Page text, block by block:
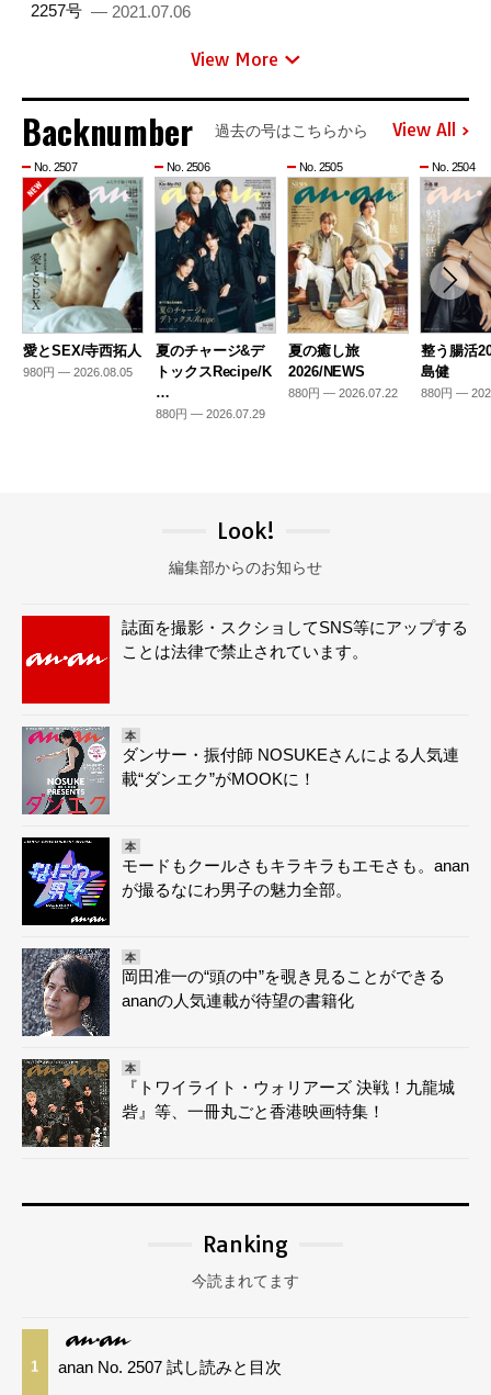
2257号 — 2021.07.06
View More
Backnumber 過去の号はこちらから View All
No. 2507
愛とSEX/寺西拓人
980円 — 2026.08.05
No. 2506
夏のチャージ&デ
トックスRecipe/K
…
880円 — 2026.07.29
No. 2505
夏の癒し旅
2026/NEWS
880円 — 2026.07.22
No. 2504
整う腸活
島健
880円 —
Look!
編集部からのお知らせ
誌面を撮影・スクショしてSNS等にアップする
ことは法律で禁止されています。
本
ダンサー・振付師 NOSUKEさんによる人気連
載“ダンエク”がMOOKに！
本
モードもクールさもキラキラもエモさも。anan
が撮るなにわ男子の魅力全部。
本
岡田准一の“頭の中”を覗き見ることができる
ananの人気連載が待望の書籍化
本
『トワイライト・ウォリアーズ 決戦！九龍城
砦』等、一冊丸ごと香港映画特集！
Ranking
今読まれてます
1 anan No. 2507 試し読みと目次